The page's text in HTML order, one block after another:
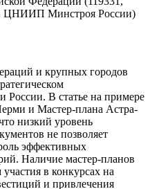
ЦНИИП Минстроя России)
и крупных городов
России. В статье на примере
и Мастер-плана Астра­
низкий уровень
не позволяет
эффективных
Наличие мастер-планов
в конкурсах на
и привлечения